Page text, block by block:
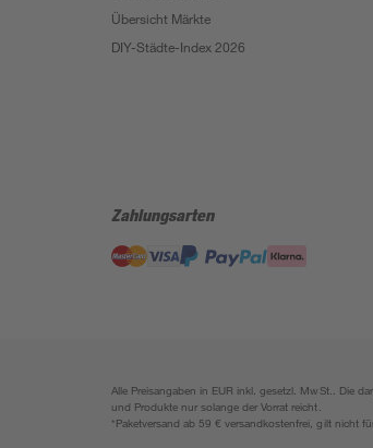
Übersicht Märkte
DIY-Städte-Index 2026
Zahlungsarten
Alle Preisangaben in EUR inkl. gesetzl. MwSt.. Die
und Produkte nur solange der Vorrat reicht.
*Paketversand ab 59 € versandkostenfrei, gilt nicht